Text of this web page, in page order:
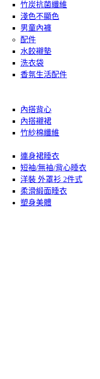
竹炭抗菌纖維
淺色不顯色
男童內褲
配件
水餃襯墊
洗衣袋
香氛生活配件
內搭背心
內搭襯裙
竹紗棉纖維
連身裙睡衣
短袖/無袖/背心睡衣
洋裝 外罩衫 2件式
柔滑緞面睡衣
塑身美體